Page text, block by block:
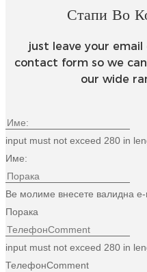
Стапи Во
just leave your
contact form so we
our wide
input must not exceed 280 in
Име:
Ве молиме внесете валидна
Порака
input must not exceed 280 in
ТелефонComment